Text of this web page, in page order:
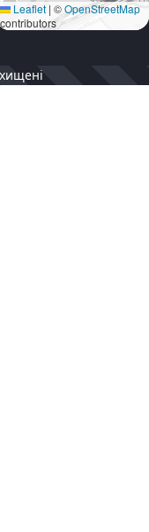
Leaflet | ©OpenStreetMap
contributors